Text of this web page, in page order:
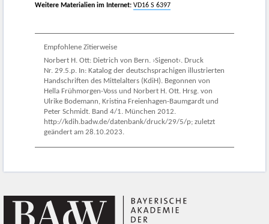
Weitere Materialien im Internet: VD16 S 6397
Empfohlene Zitierweise
Norbert H. Ott: Dietrich von Bern. ›Sigenot‹. Druck
Nr. 29.5.p. In: Katalog der deutschsprachigen illustrierten
Handschriften des Mittelalters (KdiH). Begonnen von
Hella Frühmorgen-Voss und Norbert H. Ott. Hrsg. von
Ulrike Bodemann, Kristina Freienhagen-Baumgardt und
Peter Schmidt. Band 4/1. München 2012.
http://kdih.badw.de/datenbank/druck/29/5/p; zuletzt
geändert am 28.10.2023.